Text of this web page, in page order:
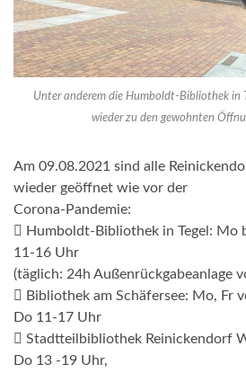
Unter anderem die Humboldt-Bibliothek in
wieder zu den gewohnten
Am 09.08.2021 sind alle
wieder geöffnet wie vor der
Corona-Pandemie:
 Humboldt-Bibliothek in Tegel: Mo
11-16 Uhr
(täglich: 24h Außenrückgabeanlage
 Bibliothek am Schäfersee: Mo, Fr
Do 11-17 Uhr
 Stadtteilbibliothek Reinickendorf
Do 13 -19 Uhr,